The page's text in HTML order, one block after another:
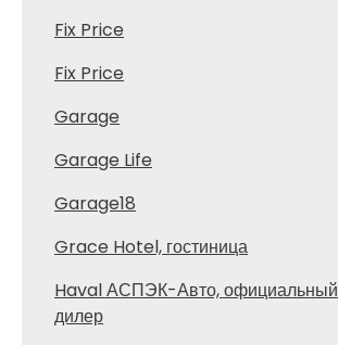
Fix Price
Fix Price
Garage
Garage Life
Garage18
Grace Hotel, гостиница
Haval АСПЭК-Авто, официальный
дилер